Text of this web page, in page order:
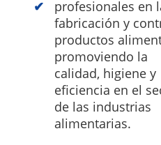
profesionales en
fabricación y
productos
promoviendo la
calidad, higiene y
eficiencia en el
de las industrias
alimentarias.